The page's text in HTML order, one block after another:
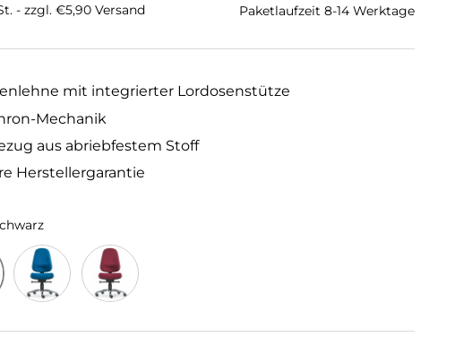
- zzgl. €5,90 Versand
Paketlaufzeit 8-14 Werktage
mit integrierter Lordosenstütze
Mechanik
aus abriebfestem Stoff
Herstellergarantie